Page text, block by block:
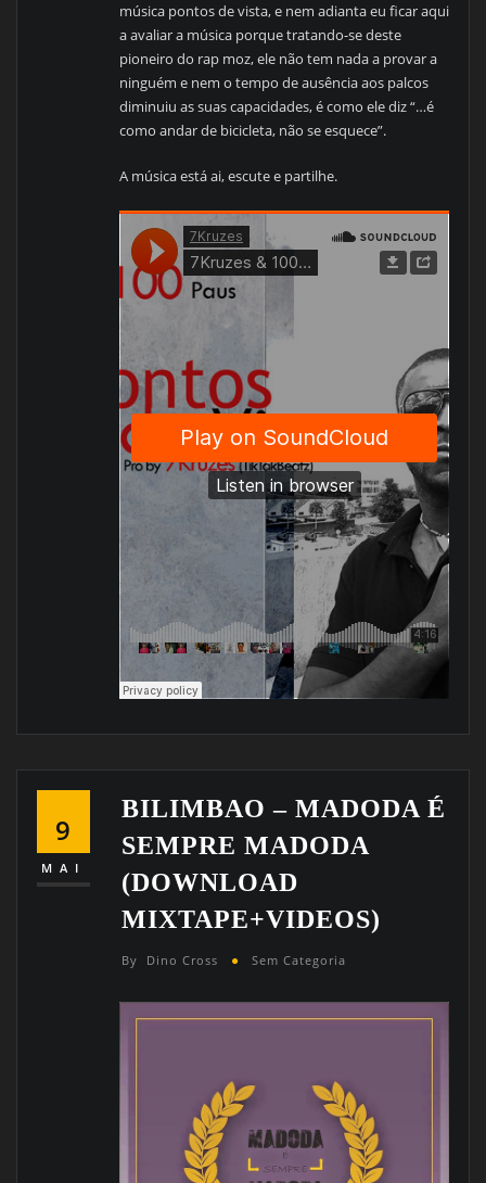
música pontos de vista, e nem adianta eu ficar aqui
a avaliar a música porque tratando-se deste
pioneiro do rap moz, ele não tem nada a provar a
ninguém e nem o tempo de ausência aos palcos
diminuiu as suas capacidades, é como ele diz “…é
como andar de bicicleta, não se esquece”.
A música está ai, escute e partilhe.
9
MAI
BILIMBAO – MADODA É
SEMPRE MADODA
(DOWNLOAD
MIXTAPE+VIDEOS)
By Dino Cross Sem Categoria